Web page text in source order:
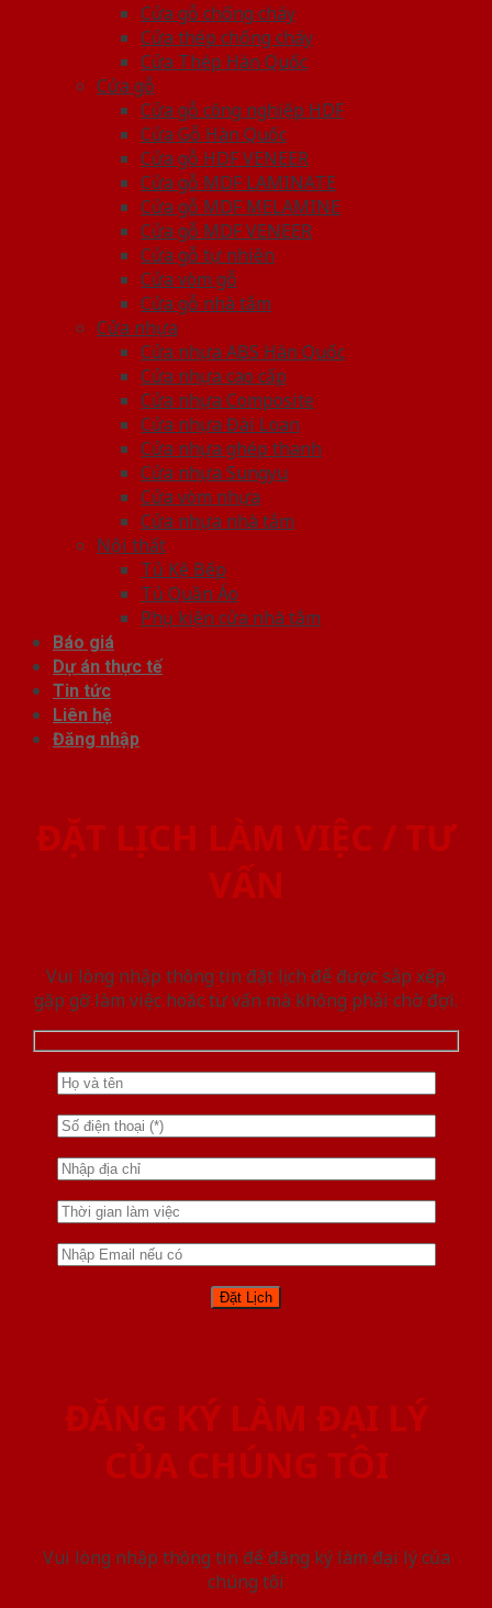
Cửa gỗ chống cháy
Cửa thép chống cháy
Cửa Thép Hàn Quốc
Cửa gỗ
Cửa gỗ công nghiệp HDF
Cửa Gỗ Hàn Quốc
Cửa gỗ HDF VENEER
Cửa gỗ MDF LAMINATE
Cửa gỗ MDF MELAMINE
Cửa gỗ MDF VENEER
Cửa gỗ tự nhiên
Cửa vòm gỗ
Cửa gỗ nhà tắm
Cửa nhựa
Cửa nhựa ABS Hàn Quốc
Cửa nhựa cao cấp
Cửa nhựa Composite
Cửa nhựa Đài Loan
Cửa nhựa ghép thanh
Cửa nhựa Sungyu
Cửa vòm nhựa
Cửa nhựa nhà tắm
Nội thất
Tủ Kệ Bếp
Tủ Quần Áo
Phụ kiện cửa nhà tắm
Báo giá
Dự án thực tế
Tin tức
Liên hệ
Đăng nhập
ĐẶT LỊCH LÀM VIỆC / TƯ
VẤN
Vui lòng nhập thông tin đặt lịch để được sắp xếp
gặp gỡ làm việc hoăc tư vấn mà không phải chờ đợi.
ĐĂNG KÝ LÀM ĐẠI LÝ
CỦA CHÚNG TÔI
Vui lòng nhập thông tin để đăng ký làm đại lý của
chúng tôi